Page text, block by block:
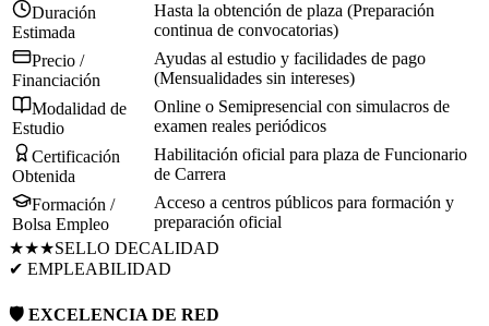
Duración
Estimada
Hasta la obtención de plaza (Preparación
continua de convocatorias)
Precio /
Financiación
Ayudas al estudio y facilidades de pago
(Mensualidades sin intereses)
Modalidad de
Estudio
Online o Semipresencial con simulacros de
examen reales periódicos
Certificación
Obtenida
Habilitación oficial para plaza de Funcionario
de Carrera
Formación /
Bolsa Empleo
Acceso a centros públicos para formación y
preparación oficial
★★★SELLO DECALIDAD
✔ EMPLEABILIDAD
🛡️ EXCELENCIA DE RED